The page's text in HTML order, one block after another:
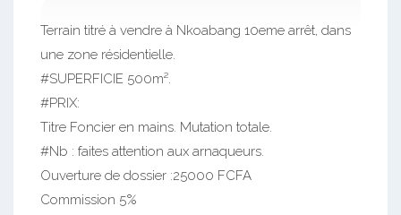
Terrain titré à vendre à Nkoabang 10eme arrêt, dans
une zone résidentielle.
#SUPERFICIE 500m².
#PRIX:
Titre Foncier en mains. Mutation totale.
#Nb : faites attention aux arnaqueurs.
Ouverture de dossier :25000 FCFA
Commission 5%